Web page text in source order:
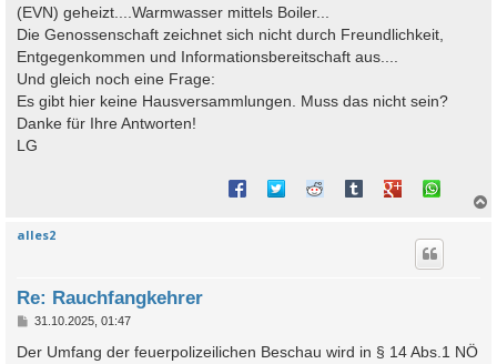
(EVN) geheizt....Warmwasser mittels Boiler...
Die Genossenschaft zeichnet sich nicht durch Freundlichkeit,
Entgegenkommen und Informationsbereitschaft aus....
Und gleich noch eine Frage:
Es gibt hier keine Hausversammlungen. Muss das nicht sein?
Danke für Ihre Antworten!
LG
alles2
Re: Rauchfangkehrer
B
i
31.10.2025, 01:47
Der Umfang der feuerpolizeilichen Beschau wird in § 14 Abs.1 NÖ